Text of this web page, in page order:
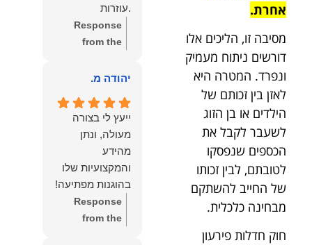
אחרת.
מסיבה זו, הליכים אלו
דורשים ניתוח מעמיק
ונפרד. המטרה היא
לאזן בין זכותם של
הילדים או בן הזוג
לשעבר לקבל את
הכספים שנפסקו
לטובתם, לבין זכותו
של החייב להשתקם
מבחינה כלכלית.
חוק חדלות פירעון
.עוזרות
.ומקשיבות .אין לי
מילים להודות
העוצמות
.והצגת אמת
.תודה לכם תמיד
תשאירו לי אור
בעניים .
Response
from the
רבה על המילים
והחמות! כיף
גדול לשמוע
שהרגשת בידיים
טובות. בשביל
הצוות שלנו זה
שווה את הכל.
נשמח תמיד
לעמוד לרשותך!
יהודה מ.
ייעץ לי בצורה
מעולה, ונתן
מהידע
והמקצועיות שלו
בהוגנות מפתיעה!
Response
from the